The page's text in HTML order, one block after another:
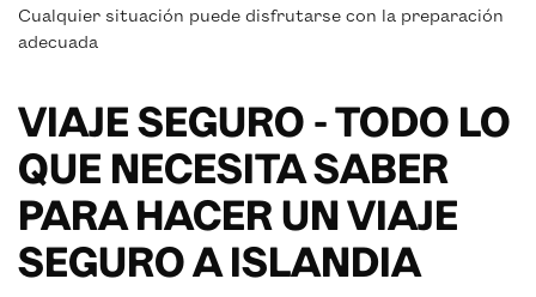
Cualquier situación puede disfrutarse con la preparación
adecuada
VIAJE SEGURO - TODO LO
QUE NECESITA SABER
PARA HACER UN VIAJE
SEGURO A ISLANDIA